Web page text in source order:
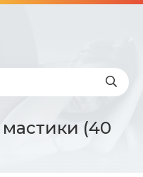
(40